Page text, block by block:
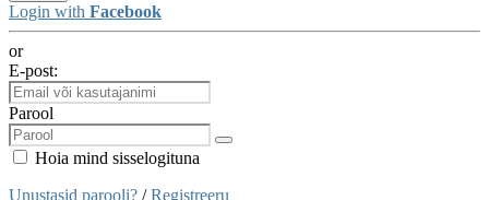
Login with Facebook
or
E-post:
Parool
Hoia mind sisselogituna
Unustasid parooli? /Registreeru